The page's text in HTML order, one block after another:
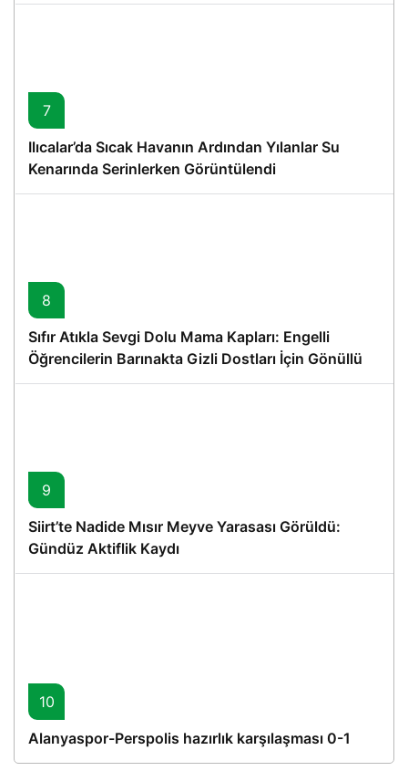
7
Ilıcalar’da Sıcak Havanın Ardından Yılanlar Su
Kenarında Serinlerken Görüntülendi
8
Sıfır Atıkla Sevgi Dolu Mama Kapları: Engelli
Öğrencilerin Barınakta Gizli Dostları İçin Gönüllü
Proje
9
Siirt’te Nadide Mısır Meyve Yarasası Görüldü:
Gündüz Aktiflik Kaydı
10
Alanyaspor-Perspolis hazırlık karşılaşması 0-1